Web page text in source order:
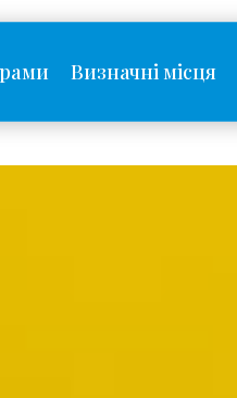
Визначні місця